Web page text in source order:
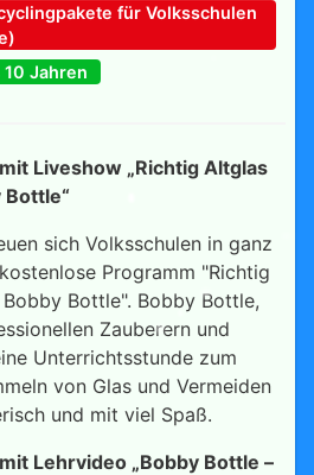
für Volksschulen
Jahren
Liveshow „Richtig Altglas
sich Volksschulen in ganz
Programm "Richtig
Bottle". Bobby Bottle,
Zauberern und
Unterrichtsstunde zum
von Glas und Vermeiden
und mit viel Spaß.
Lehrvideo „Bobby Bottle –